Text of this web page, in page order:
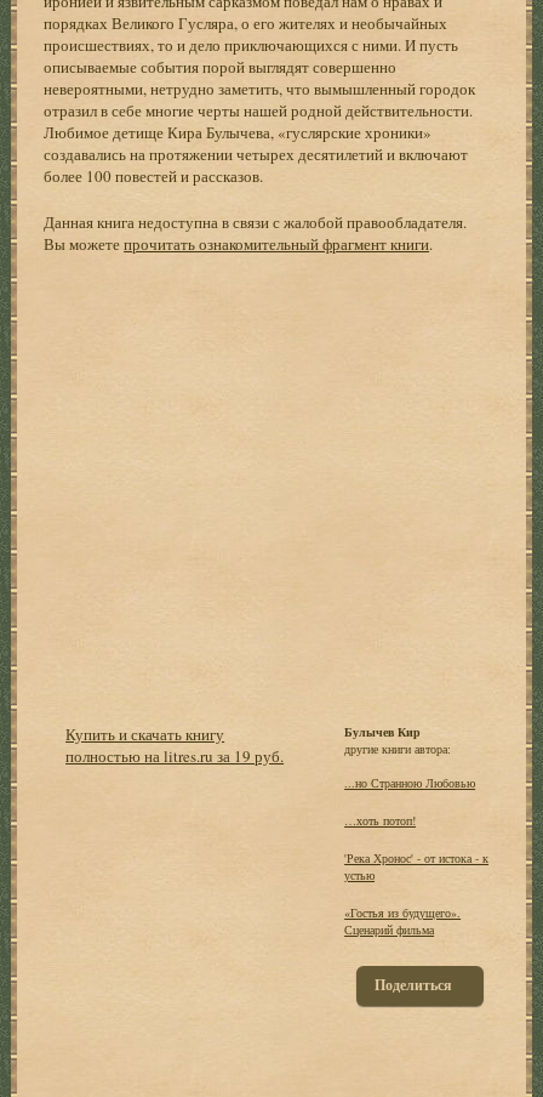
порядках Великого Гусляра, о его жителях и необычайных
происшествиях, то и дело приключающихся с ними. И пусть
описываемые события порой выглядят совершенно
невероятными, нетрудно заметить, что вымышленный городок
отразил в себе многие черты нашей родной действительности.
Любимое детище Кира Булычева, «гуслярские хроники»
создавались на протяжении четырех десятилетий и включают
более 100 повестей и рассказов.
Данная книга недоступна в связи с жалобой правообладателя.
Вы можетепрочитать ознакомительный фрагмент книги.
Купить и скачать книгу
полностью на litres.ru за 19 руб.
Булычев Кир
другие книги автора:
...но Странною Любовью
…хоть потоп!
'Река Хронос' - от истока - к
устью
«Гостья из будущего».
Сценарий фильма
Поделиться